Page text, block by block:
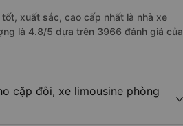
xuất sắc, cao cấp nhất là nhà xe
là 4.8/5 dựa trên 3966 đánh giá của
cặp đôi, xe limousine phòng